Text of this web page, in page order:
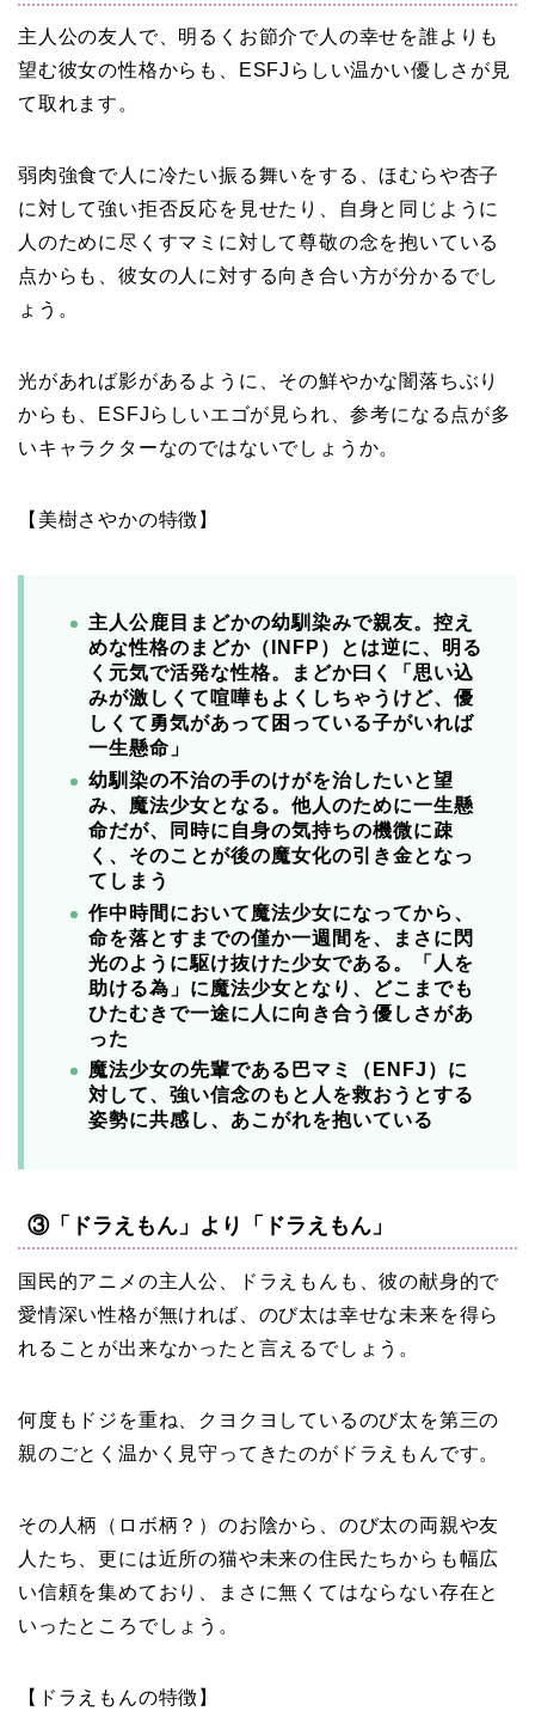
主人公の友人で、明るくお節介で人の幸せを誰よりも
望む彼女の性格からも、ESFJらしい温かい優しさが見
て取れます。
弱肉強食で人に冷たい振る舞いをする、ほむらや杏子
に対して強い拒否反応を見せたり、自身と同じように
人のために尽くすマミに対して尊敬の念を抱いている
点からも、彼女の人に対する向き合い方が分かるでし
ょう。
光があれば影があるように、その鮮やかな闇落ちぶり
からも、ESFJらしいエゴが見られ、参考になる点が多
いキャラクターなのではないでしょうか。
【美樹さやかの特徴】
主人公鹿目まどかの幼馴染みで親友。控え
めな性格のまどか（INFP）とは逆に、明る
く元気で活発な性格。
まどか曰く「思い込
みが激しくて喧嘩もよくしちゃうけど、優
しくて勇気があって困っている子がいれば
一生懸命」
幼馴染の不治の手のけがを治したいと望
み、魔法少女となる。他人のために一生懸
命だが、同時に自身の気持ちの機微に疎
く、そのことが後の魔女化の引き金となっ
てしまう
作中時間において魔法少女になってから、
命を落とすまでの僅か一週間を、まさに閃
光のように駆け抜けた少女である。「人を
助ける為」に魔法少女となり、どこまでも
ひたむきで一途に人に向き合う優しさがあ
った
魔法少女の先輩である巴マミ（ENFJ）に
対して、強い信念のもと人を救おうとする
姿勢に共感し、あこがれを抱いている
③「ドラえもん」より「ドラえもん」
国民的アニメの主人公、ドラえもんも、彼の献身的で
愛情深い性格が無ければ、のび太は幸せな未来を得ら
れることが出来なかったと言えるでしょう。
何度もドジを重ね、クヨクヨしているのび太を第三の
親のごとく温かく見守ってきたのがドラえもんです。
その人柄（ロボ柄？）のお陰から、のび太の両親や友
人たち、更には近所の猫や未来の住民たちからも幅広
い信頼を集めており、まさに無くてはならない存在と
いったところでしょう。
【ドラえもんの特徴】